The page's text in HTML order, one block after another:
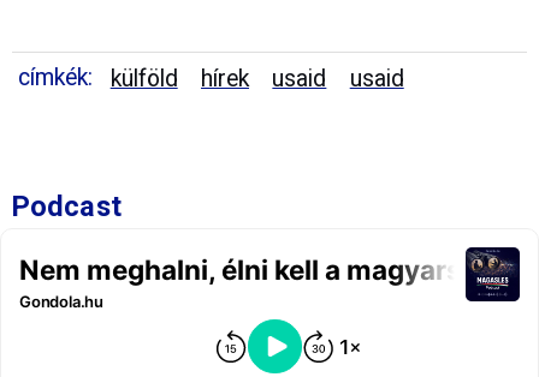
címkék: külföld hírek usaid usaid
Podcast